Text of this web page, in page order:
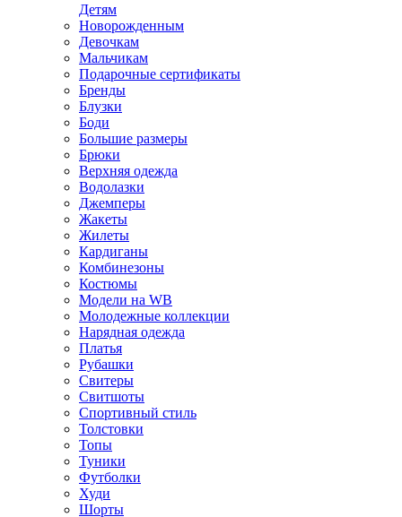
Детям
Новорожденным
Девочкам
Мальчикам
Подарочные сертификаты
Бренды
Блузки
Боди
Большие размеры
Брюки
Верхняя одежда
Водолазки
Джемперы
Жакеты
Жилеты
Кардиганы
Комбинезоны
Костюмы
Модели на WB
Молодежные коллекции
Нарядная одежда
Платья
Рубашки
Свитеры
Свитшоты
Спортивный стиль
Толстовки
Топы
Туники
Футболки
Худи
Шорты